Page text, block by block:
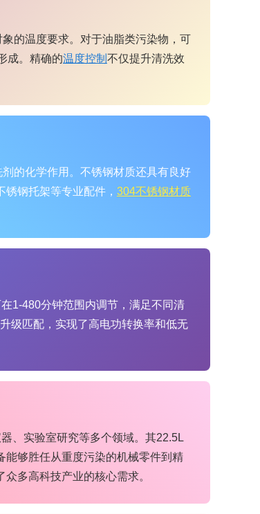
的温度要求。对于油脂类污染物，可
成。精确的温度控制 不仅提升清洗效
的化学作用。不锈钢材质还具有良好
钢托架等专业配件， 304不锈钢材质
1-480分钟范围内调节，满足不同清
级匹配，实现了高电功转换率和低无
、实验室研究等多个领域。其22.5L
能够胜任从重度污染的机械零件到精
众多高科技产业的核心需求。